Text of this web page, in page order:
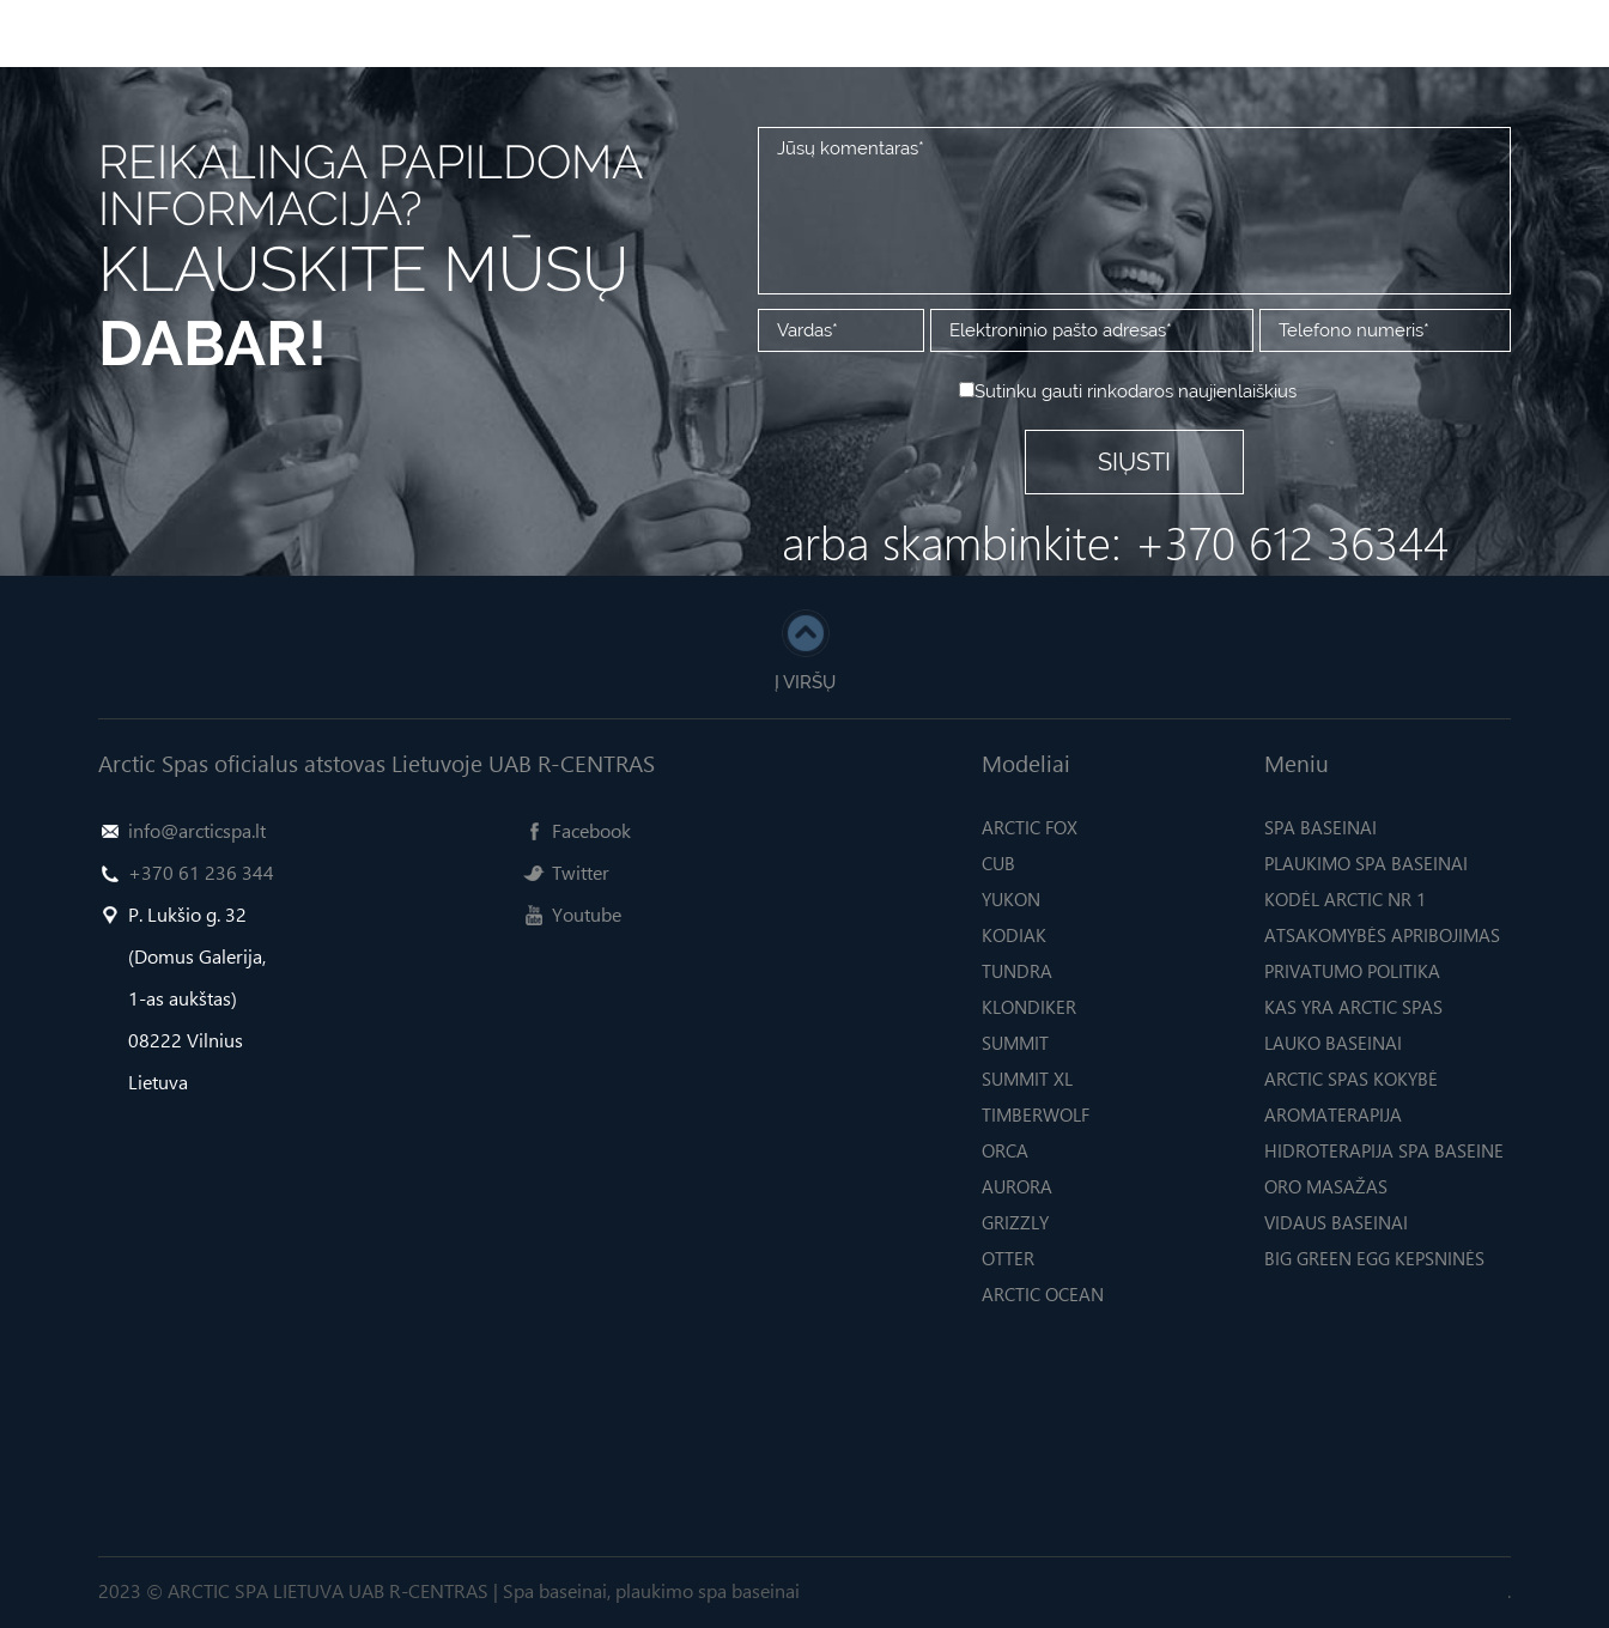
REIKALINGA PAPILDOMA
INFORMACIJA?
KLAUSKITE MŪSŲ
DABAR!
Sutinku gauti rinkodaros naujienlaiškius
arba skambinkite: +370 612 36344
Į VIRŠŲ
Arctic Spas oficialus atstovas Lietuvoje UAB R-CENTRAS
info@arcticspa.lt
+370 61 236 344
P. Lukšio g. 32
(Domus Galerija,
1-as aukštas)
08222 Vilnius
Lietuva
Facebook
Twitter
Youtube
Modeliai
ARCTIC FOX
CUB
YUKON
KODIAK
TUNDRA
KLONDIKER
SUMMIT
SUMMIT XL
TIMBERWOLF
ORCA
AURORA
GRIZZLY
OTTER
ARCTIC OCEAN
Meniu
SPA BASEINAI
PLAUKIMO SPA BASEINAI
KODĖL ARCTIC NR 1
ATSAKOMYBĖS APRIBOJIMAS
PRIVATUMO POLITIKA
KAS YRA ARCTIC SPAS
LAUKO BASEINAI
ARCTIC SPAS KOKYBĖ
AROMATERAPIJA
HIDROTERAPIJA SPA BASEINE
ORO MASAŽAS
VIDAUS BASEINAI
BIG GREEN EGG KEPSNINĖS
2023 © ARCTIC SPA LIETUVA UAB R-CENTRAS | Spa baseinai, plaukimo spa baseinai .